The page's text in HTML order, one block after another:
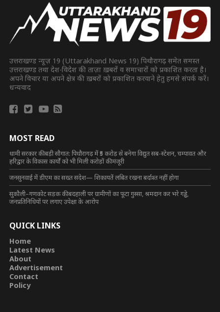
उत्तराखण्ड न्यूज़ 19 (Uttarakhand News 19) पिथौरागढ़ समेत समस्त
उत्तराखण्ड तथा देश-विदेश की ताज़ा ख़बरों व समाचारों को प्रकाशित करता है।
अपने विचार या अपने क्षेत्र की ख़बरों को प्रकाशित करवाने हेतु हमसे संपर्क करें।
धन्यवाद
MOST READ
धामी सरकार की बड़ी सौगात: पिथौरागढ़ में ₹5 करोड़ से बनेगा विद्युत सब-स्टेशन, चम्पावत और
हरिद्वार के विकास कार्यों को भी मिली करोड़ों की मंजूरी
जनसुनवाई में डीएम का सख्त संदेश— शिकायतें लंबित रखना बर्दाश्त नहीं होगा
सुकौली–गणकोट सड़क की बदहाली पर ग्रामीणों का फूटा गुस्सा, श्रमदान कर भरे गड्ढे,
जनप्रतिनिधियों पर लगाए उपेक्षा के आरोप
QUICK LINKS
Home
Latest News
About
Advertisement
Contact
Policy